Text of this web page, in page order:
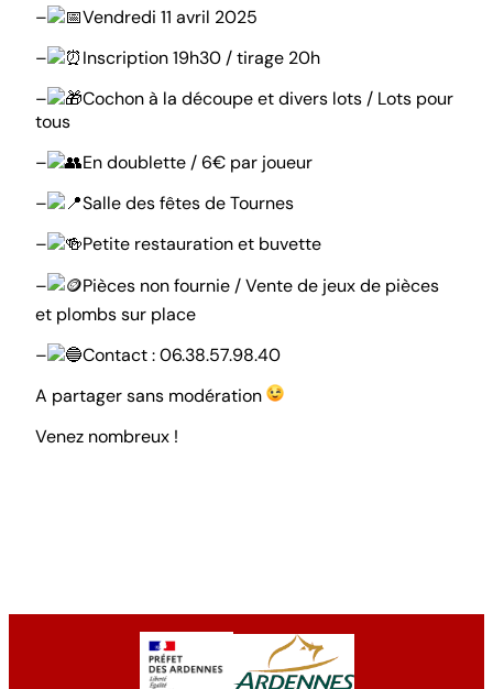
–
Vendredi 11 avril 2025
–
Inscription 19h30 / tirage 20h
–
Cochon à la découpe et divers lots / Lots pour
tous
–
En doublette / 6€ par joueur
–
Salle des fêtes de Tournes
–
Petite restauration et buvette
–
Pièces non fournie / Vente de jeux de pièces
et plombs sur place
–
Contact : 06.38.57.98.40
A partager sans modération
Venez nombreux !